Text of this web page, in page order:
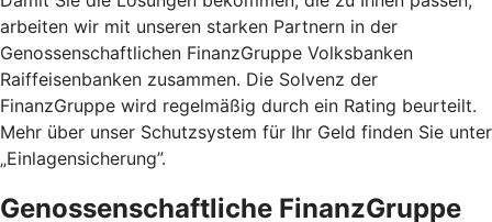
arbeiten wir mit unseren starken Partnern in der
Genossenschaftlichen FinanzGruppe Volksbanken
Raiffeisenbanken zusammen. Die Solvenz der
FinanzGruppe wird regelmäßig durch ein Rating beurteilt.
Mehr über unser Schutzsystem für Ihr Geld finden Sie unter
„Einlagensicherung”.
Genossenschaftliche FinanzGruppe